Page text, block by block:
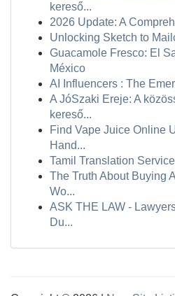
kereső...
2026 Update: A
Unlocking Sketch to
Guacamole Fresco: El
México
AI Influencers : The
A JóSzaki Ereje: A
kereső...
Find Vape Juice Online
Hand...
Tamil Translation
The Truth About Buying
Wo...
ASK THE LAW -
Du...